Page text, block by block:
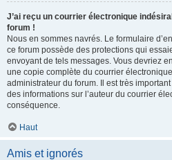
J’ai reçu un courrier électronique
forum !
Nous en sommes navrés. Le formulaire
ce forum possède des protections qui
envoyant de tels messages. Vous devriez
une copie complète du courrier
administrateur du forum. Il est très
des informations sur l’auteur du courrier
conséquence.
Haut
Amis et ignorés